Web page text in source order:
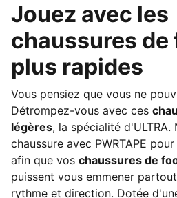
Jouez avec les
chaussures
plus rapides
Vous pensiez que vous ne
Détrompez-vous avec ces
légères, la spécialité
chaussure avec PWRTAPE
afin que vos chaussures de
puissent vous emmener
rythme et direction. Dotée